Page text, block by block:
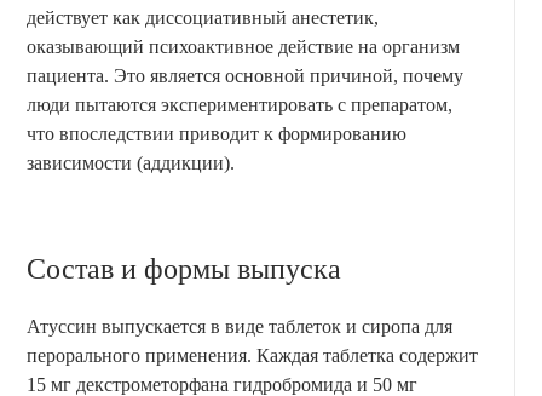
действует как диссоциативный анестетик,
оказывающий психоактивное действие на организм
пациента. Это является основной причиной, почему
люди пытаются экспериментировать с препаратом,
что впоследствии приводит к формированию
зависимости (аддикции).
Состав и формы выпуска
Атуссин выпускается в виде таблеток и сиропа для
перорального применения. Каждая таблетка содержит
15 мг декстрометорфана гидробромида и 50 мг